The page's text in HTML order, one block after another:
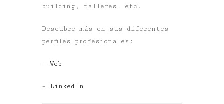
building, talleres, etc.
Descubre más en sus diferentes
perfiles profesionales:
– Web
– LinkedIn